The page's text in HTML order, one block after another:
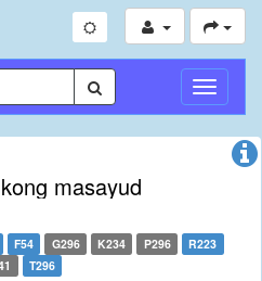
Toggle
masayud
F54 G296 K234 P296
R223
T296